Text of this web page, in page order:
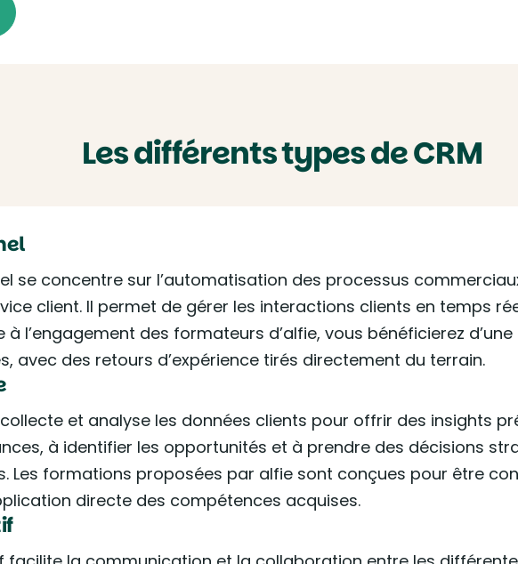
Les différents types de CRM
se concentre sur l’automatisation des processus
client. Il permet de gérer les interactions clients en temps
à l’engagement des formateurs d’alfie, vous bénéficierez
avec des retours d’expérience tirés directement du terrain.
collecte et analyse les données clients pour offrir des insights
à identifier les opportunités et à prendre des décisions
Les formations proposées par alfie sont conçues pour être
directe des compétences acquises.